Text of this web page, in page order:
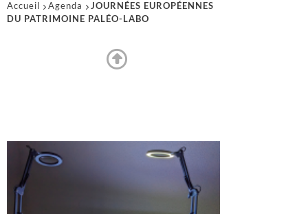
Accueil Agenda
JOURNÉES EUROPÉENNES
DU PATRIMOINE PALÉO-LABO